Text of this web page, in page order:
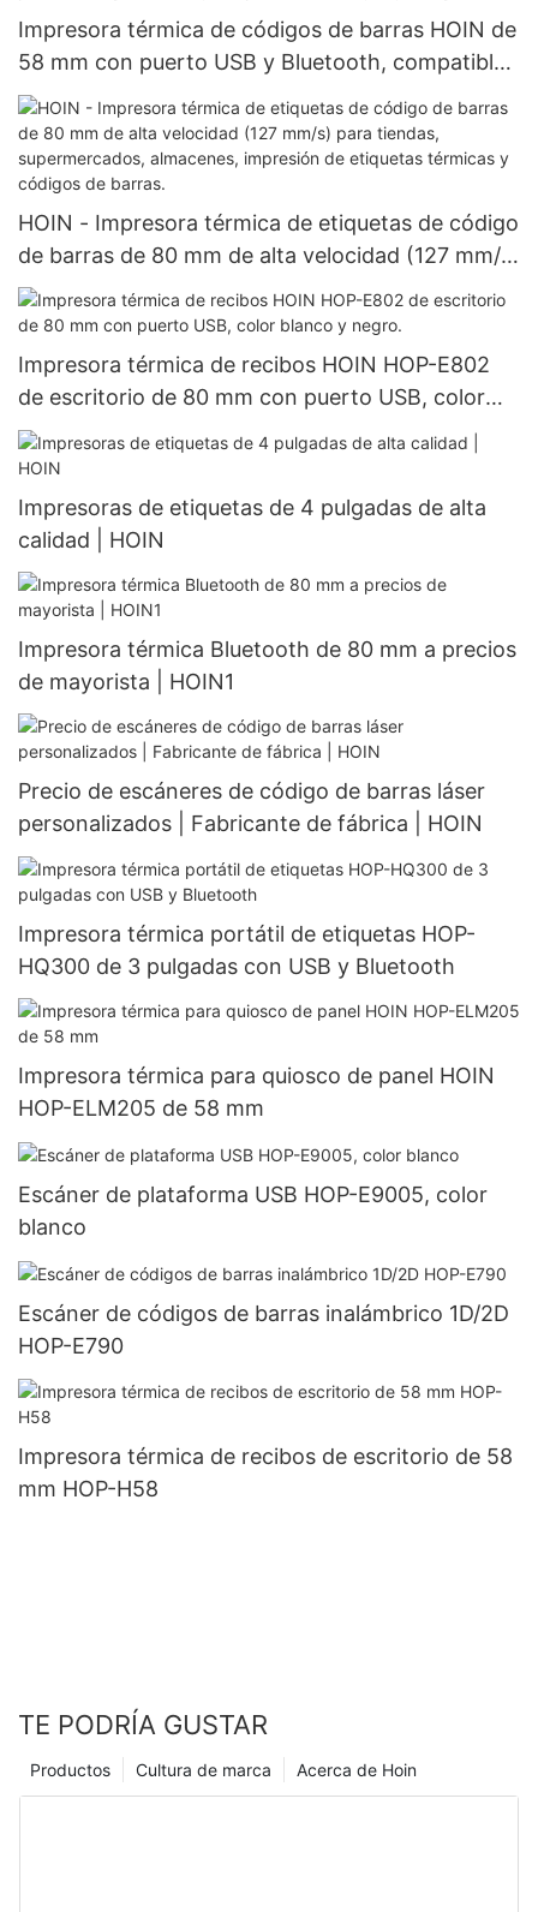
Impresora térmica de códigos de barras HOIN de
58 mm con puerto USB y Bluetooth, compatible
con BIS, CE, FCC y ROHS.
HOIN - Impresora térmica de etiquetas de código
de barras de 80 mm de alta velocidad (127 mm/s)
para tiendas, supermercados, almacenes,
impresión de etiquetas térmicas y códigos de
barras.
Impresora térmica de recibos HOIN HOP-E802
de escritorio de 80 mm con puerto USB, color
blanco y negro.
Impresoras de etiquetas de 4 pulgadas de alta
calidad | HOIN
Impresora térmica Bluetooth de 80 mm a precios
de mayorista | HOIN1
Precio de escáneres de código de barras láser
personalizados | Fabricante de fábrica | HOIN
Impresora térmica portátil de etiquetas HOP-
HQ300 de 3 pulgadas con USB y Bluetooth
Impresora térmica para quiosco de panel HOIN
HOP-ELM205 de 58 mm
Escáner de plataforma USB HOP-E9005, color
blanco
Escáner de códigos de barras inalámbrico 1D/2D
HOP-E790
Impresora térmica de recibos de escritorio de 58
mm HOP-H58
TE PODRÍA GUSTAR
Acerca de Hoin
Cultura de marca
Productos